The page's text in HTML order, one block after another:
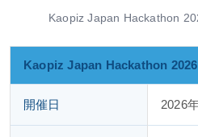
Kaopiz Japan Hackathon
Kaopiz Japan Hackathon 2026
開催日 2026